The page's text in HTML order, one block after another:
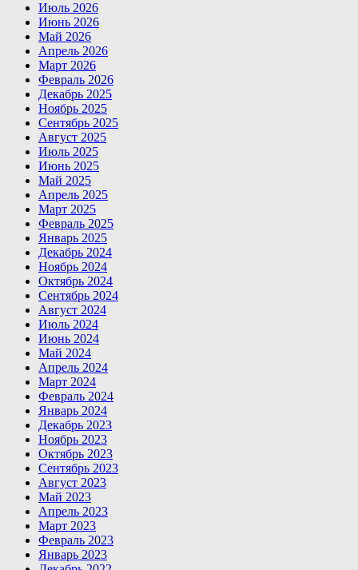
Июль 2026
Июнь 2026
Май 2026
Апрель 2026
Март 2026
Февраль 2026
Декабрь 2025
Ноябрь 2025
Сентябрь 2025
Август 2025
Июль 2025
Июнь 2025
Май 2025
Апрель 2025
Март 2025
Февраль 2025
Январь 2025
Декабрь 2024
Ноябрь 2024
Октябрь 2024
Сентябрь 2024
Август 2024
Июль 2024
Июнь 2024
Май 2024
Апрель 2024
Март 2024
Февраль 2024
Январь 2024
Декабрь 2023
Ноябрь 2023
Октябрь 2023
Сентябрь 2023
Август 2023
Май 2023
Апрель 2023
Март 2023
Февраль 2023
Январь 2023